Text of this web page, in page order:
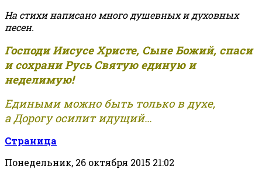
На стихи написано много душевных и духовных
песен.
Господи Иисусе Христе, Сыне Божий, спаси
и сохрани Русь Святую единую и
неделимую!
Едиными можно быть только в духе,
а Дорогу осилит идущий...
Страница
Понедельник, 26 октября 2015 21:02